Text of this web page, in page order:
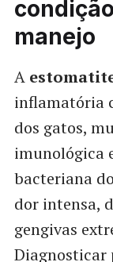
manejo
A
inflamatória
dos gatos,
imunológica
bacteriana
dor intensa,
gengivas
Diagnosticar